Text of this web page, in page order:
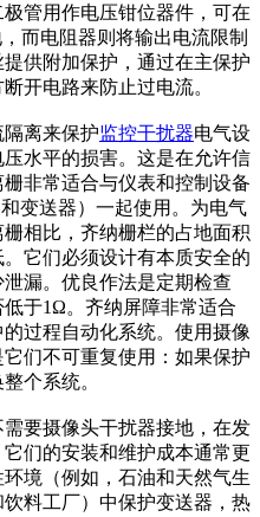
管用作电压钳位器件，可在
而电阻器则将输出电流限制
供附加保护，通过在主保护
开电路来防止过电流。
离来保护监控干扰器电气设
水平的损害。这是在允许信
非常适合与仪表和控制设备
变送器）一起使用。为电气
相比，齐纳栅栏的占地面积
它们必须设计有本质安全的
漏。优良作法是定期检查
低于1Ω。齐纳屏障非常适合
过程自动化系统。使用摄像
们不可重复使用：如果保护
个系统。
要摄像头干扰器接地，在发
们的安装和维护成本通常更
境（例如，石油和天然气生
料工厂）中保护变送器，热